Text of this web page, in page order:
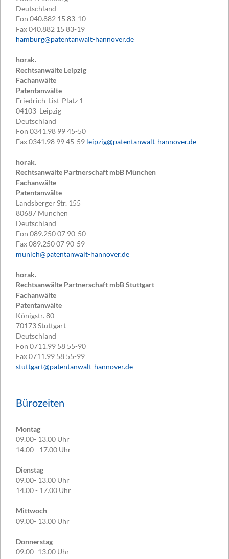
Deutschland
Fon 040.882 15 83-10
Fax040.882 15 83-19
hamburg@patentanwalt-hannover.de
horak.
Rechtsanwälte Leipzig
Fachanwälte
Patentanwälte
Friedrich-List-Platz 1
04103 Leipzig
Deutschland
Fon 0341.98 99 45-50
Fax0341.98 99 45-59 leipzig@patentanwalt-hannover.de
horak.
Rechtsanwälte Partnerschaft mbB München
Fachanwälte
Patentanwälte
Landsberger Str. 155
80687 München
Deutschland
Fon 089.250 07 90-50
Fax089.250 07 90-59
munich@patentanwalt-hannover.de
horak.
Rechtsanwälte Partnerschaft mbB Stuttgart
Fachanwälte
Patentanwälte
Königstr. 80
70173Stuttgart
Deutschland
Fon 0711.99 58 55-90
Fax0711.99 58 55-99
stuttgart@patentanwalt-hannover.de
Bürozeiten
Montag
09.00- 13.00 Uhr
14.00 - 17.00 Uhr
Dienstag
09.00- 13.00 Uhr
14.00 - 17.00 Uhr
Mittwoch
09.00- 13.00 Uhr
Donnerstag
09.00- 13.00 Uhr